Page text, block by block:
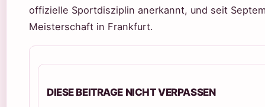
offizielle Sportdisziplin anerkannt, und seit
Meisterschaft in Frankfurt.
DIESE BEITRAGE NICHT VERPASSEN